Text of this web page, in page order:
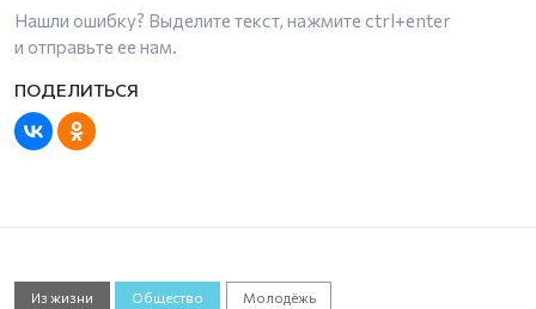
Нашли ошибку? Выделите текст, нажмите ctrl+enter
и отправьте ее нам.
Из жизни Общество Молодёжь